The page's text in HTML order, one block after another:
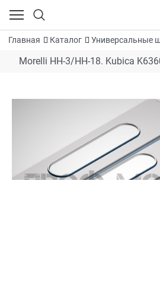
Главная Каталог Универсальные
Morelli HH-3/HH-18. Kubica